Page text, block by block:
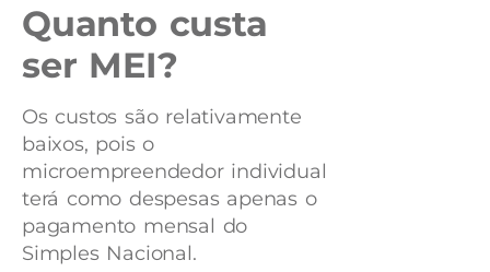
Quanto custa
ser MEI?
Os custos são relativamente
baixos, pois o
microempreendedor individual
terá como despesas apenas o
pagamento mensal do
Simples Nacional.